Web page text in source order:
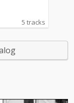
5 tracks